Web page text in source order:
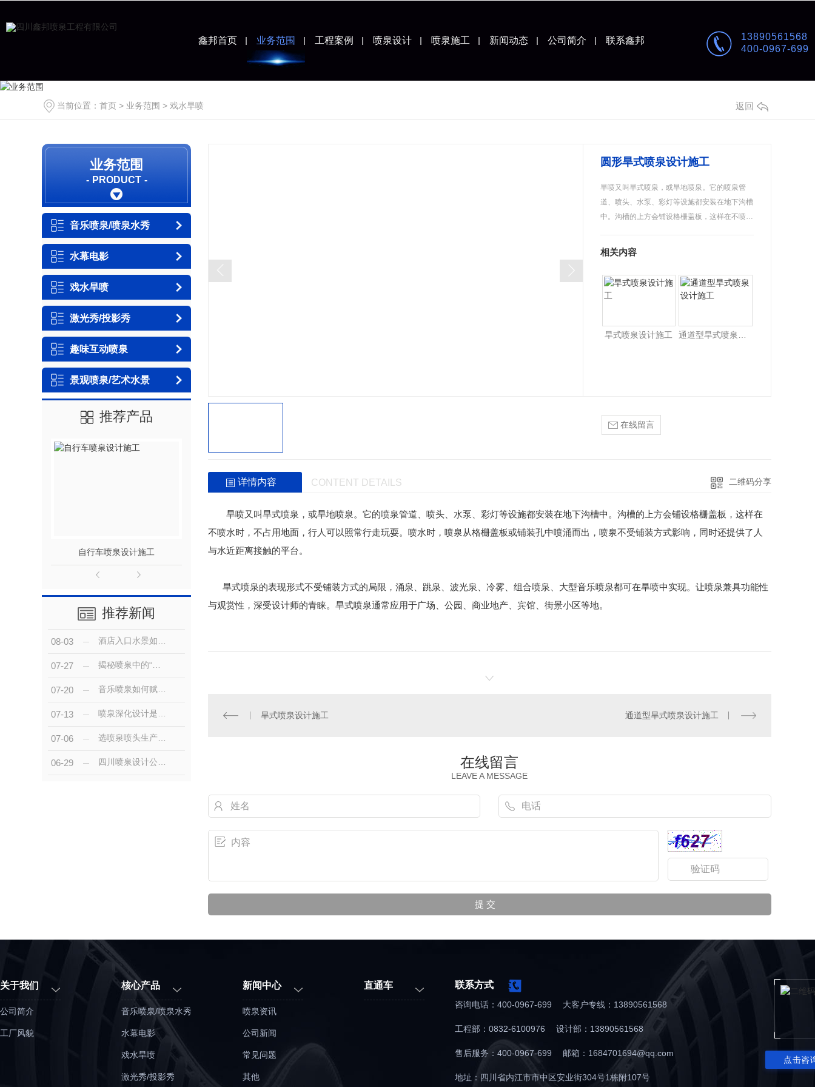
鑫邦首页 业务范围 工程案例 喷泉设计 喷泉施工 新闻动态 公司简介 联系鑫邦
13890561568
400-0967-699
当前位置： 首页 > 业务范围 > 戏水旱喷 返回
业务范围
PRODUCT
音乐喷泉/喷泉水秀
水幕电影
戏水旱喷
激光秀/投影秀
趣味互动喷泉
景观喷泉/艺术水景
推荐产品
自行车喷泉设计施工 百米巨型水幕电影设计施工
推荐新闻
08-03
07-27
07-20
07-13
07-06
06-29
圆形旱式喷泉设计施工
旱喷又叫旱式喷泉，或旱地喷泉。它的喷泉管
道、喷头、水泵、彩灯等设施都安装在地下沟槽
中。沟槽的上方会铺设格栅盖板，这样在不喷…
相关内容
旱式喷泉设计施工
在线留言
详情内容 CONTENT DETAILS 二维码分享
旱喷又叫旱式喷泉，或旱地喷泉。它的喷泉管道、喷头、水泵、彩灯等设施都安装在地下沟槽中。沟槽的上方会铺设格栅盖板，这样在
不喷水时，不占用地面，行人可以照常行走玩耍。喷水时，喷泉从格栅盖板或铺装孔中喷涌而出，喷泉不受铺装方式影响，同时还提供了人
与水近距离接触的平台。
旱式喷泉的表现形式不受铺装方式的局限，涌泉、跳泉、波光泉、冷雾、组合喷泉、大型音乐喷泉都可在旱喷中实现。让喷泉兼具功能性
与观赏性，深受设计师的青睐。旱式喷泉通常应用于广场、公园、商业地产、宾馆、街景小区等地。
旱式喷泉设计施工 通道型旱式喷泉设计施工
在线留言
LEAVE A MESSAGE
关于我们
公司简介
工厂风貌
核心产品
音乐喷泉/喷泉水秀
水幕电影
戏水旱喷
激光秀/投影秀
新闻中心
喷泉资讯
公司新闻
常见问题
其他
直通车 联系方式
咨询电话：400-0967-699 大客户专线：13890561568
工程部：0832-6100976 设计部：13890561568
售后服务：400-0967-699 邮箱：1684701694@qq.com
地址：四川省内江市市中区安业街304号1栋附107号
点击咨